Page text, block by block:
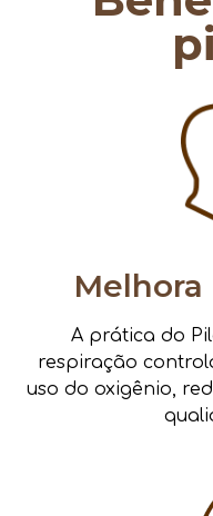
Melhora
A prática do
respiração
uso do oxigênio,